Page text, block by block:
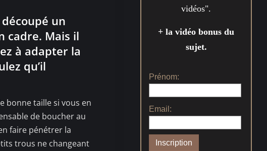
un
cadre. Mais il
à adapter la
qu’il
bonne taille si vous en
de boucher au
faire pénétrer la
trous ne changeant
vidéos".
+ la vidéo bonus du
sujet.
Prénom:
Email: